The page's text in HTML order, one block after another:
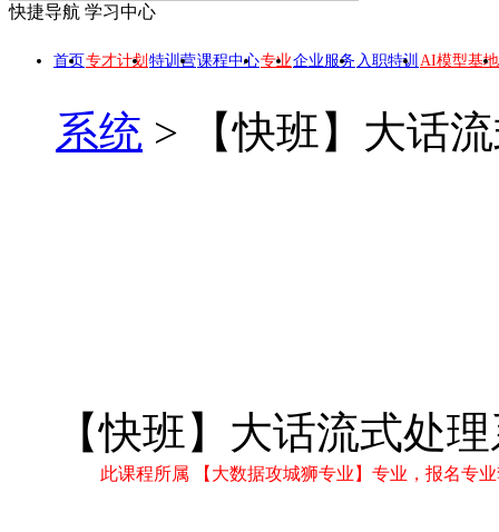
快捷导航 学习中心
首页专才计划 特训营课程中心专业企业服务 入职特训 AI模型基地
系统 > 【快班】大话
【快班】大话流式处
此课程所属 【大数据攻城狮专业】专业，报名专